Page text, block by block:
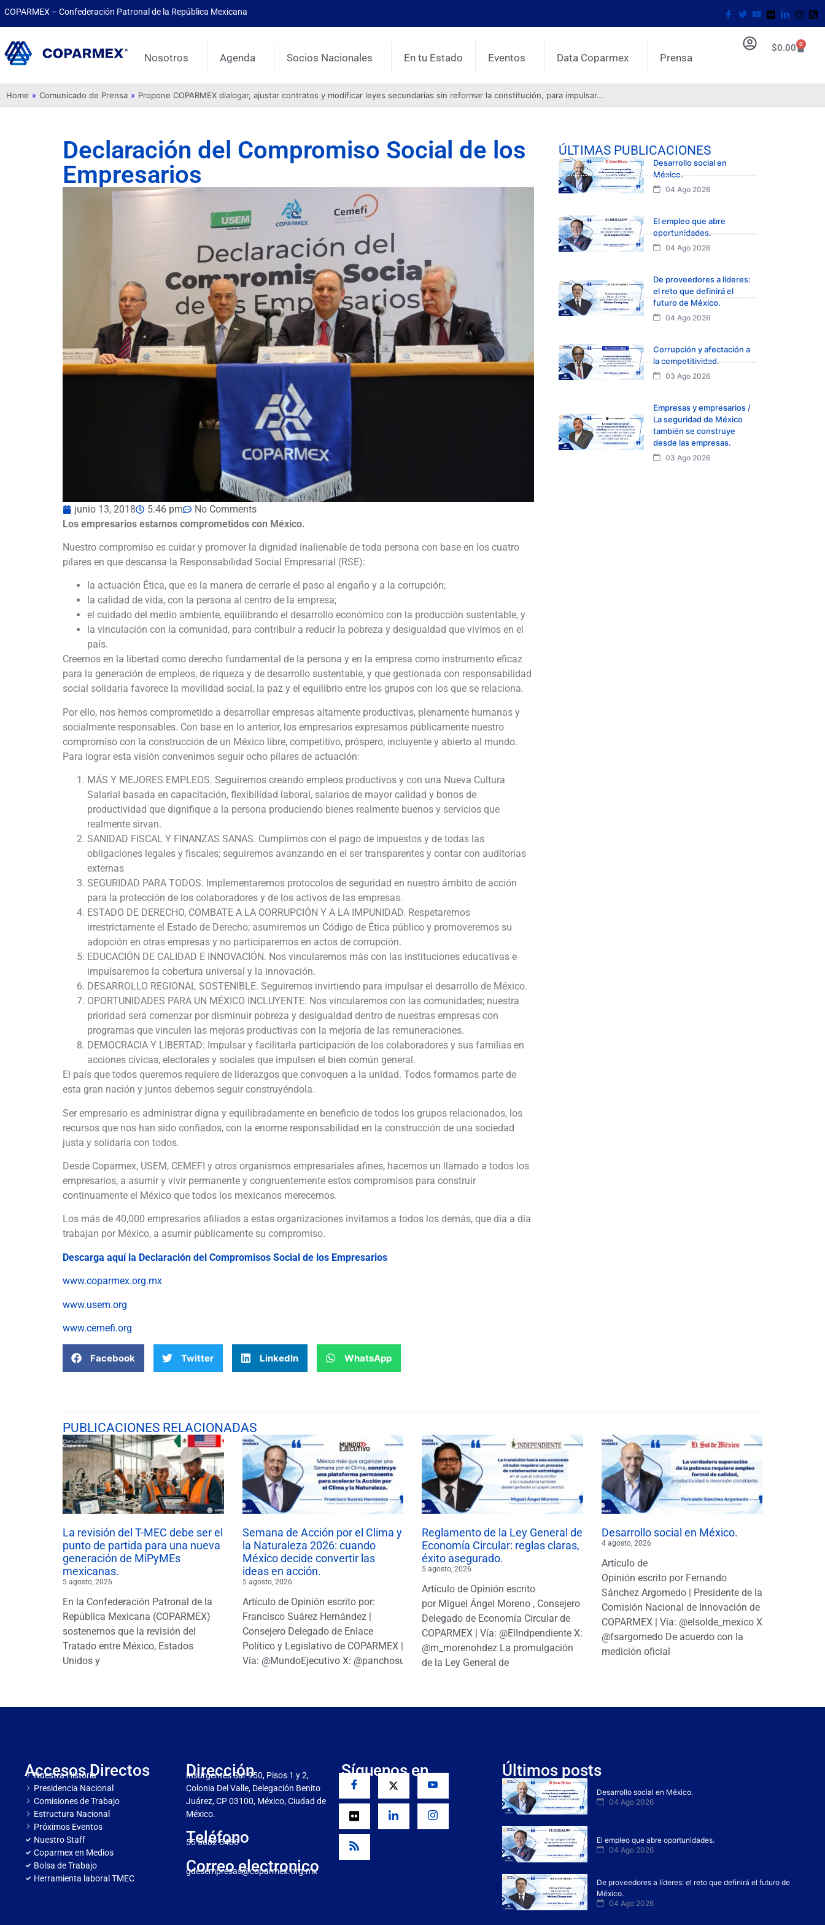
COPARMEX – Confederación Patronal de la República Mexicana
Nosotros Agenda Socios Nacionales En tu Estado Eventos Data Coparmex Prensa
$0.00 0
Home » Comunicado de Prensa » Propone COPARMEX dialogar, ajustar contratos y modificar leyes secundarias sin reformar la constitución, para impulsar…
Declaración del Compromiso Social de los
Empresarios
junio 13, 2018 5:46 pm
No Comments
Los empresarios estamos comprometidos con México.
Nuestro compromiso es cuidar y promover la dignidad inalienable de toda persona con base en los cuatro
pilares en que descansa la Responsabilidad Social Empresarial (RSE):
la actuación Ética, que es la manera de cerrarle el paso al engaño y a la corrupción;
la calidad de vida, con la persona al centro de la empresa;
el cuidado del medio ambiente, equilibrando el desarrollo económico con la producción sustentable, y
la vinculación con la comunidad, para contribuir a reducir la pobreza y desigualdad que vivimos en el
país.
Creemos en la libertad como derecho fundamental de la persona y en la empresa como instrumento eficaz
para la generación de empleos, de riqueza y de desarrollo sustentable, y que gestionada con responsabilidad
social solidaria favorece la movilidad social, la paz y el equilibrio entre los grupos con los que se relaciona.
Por ello, nos hemos comprometido a desarrollar empresas altamente productivas, plenamente humanas y
socialmente responsables. Con base en lo anterior, los empresarios expresamos públicamente nuestro
compromiso con la construcción de un México libre, competitivo, próspero, incluyente y abierto al mundo.
Para lograr esta visión convenimos seguir ocho pilares de actuación:
MÁS Y MEJORES EMPLEOS. Seguiremos creando empleos productivos y con una Nueva Cultura
Salarial basada en capacitación, flexibilidad laboral, salarios de mayor calidad y bonos de
productividad que dignifique a la persona produciendo bienes realmente buenos y servicios que
realmente sirvan.
SANIDAD FISCAL Y FINANZAS SANAS. Cumplimos con el pago de impuestos y de todas las
obligaciones legales y fiscales; seguiremos avanzando en el ser transparentes y contar con auditorías
externas
SEGURIDAD PARA TODOS. Implementaremos protocolos de seguridad en nuestro ámbito de acción
para la protección de los colaboradores y de los activos de las empresas.
ESTADO DE DERECHO, COMBATE A LA CORRUPCIÓN Y A LA IMPUNIDAD. Respetaremos
irrestrictamente el Estado de Derecho; asumiremos un Código de Ética público y promoveremos su
adopción en otras empresas y no participaremos en actos de corrupción.
EDUCACIÓN DE CALIDAD E INNOVACIÓN. Nos vincularemos más con las instituciones educativas e
impulsaremos la cobertura universal y la innovación.
DESARROLLO REGIONAL SOSTENIBLE. Seguiremos invirtiendo para impulsar el desarrollo de México.
OPORTUNIDADES PARA UN MÉXICO INCLUYENTE. Nos vincularemos con las comunidades; nuestra
prioridad será comenzar por disminuir pobreza y desigualdad dentro de nuestras empresas con
programas que vinculen las mejoras productivas con la mejoría de las remuneraciones.
DEMOCRACIA Y LIBERTAD: Impulsar y facilitarla participación de los colaboradores y sus familias en
acciones cívicas, electorales y sociales que impulsen el bien común general.
El país que todos queremos requiere de liderazgos que convoquen a la unidad. Todos formamos parte de
esta gran nación y juntos debemos seguir construyéndola.
Ser empresario es administrar digna y equilibradamente en beneficio de todos los grupos relacionados, los
recursos que nos han sido confiados, con la enorme responsabilidad en la construcción de una sociedad
justa y solidaria con todos.
Desde Coparmex, USEM, CEMEFI y otros organismos empresariales afines, hacemos un llamado a todos los
empresarios, a asumir y vivir permanente y congruentemente estos compromisos para construir
continuamente el México que todos los mexicanos merecemos.
Los más de 40,000 empresarios afiliados a estas organizaciones invitamos a todos los demás, que día a día
trabajan por México, a asumir públicamente su compromiso.
Descarga aquí la Declaración del Compromisos Social de los Empresarios
www.coparmex.org.mx
www.usem.org
www.cemefi.org
Facebook Twitter LinkedIn WhatsApp
ÚLTIMAS PUBLICACIONES
Desarrollo social en
México.
04 Ago 2026
El empleo que abre
oportunidades.
04 Ago 2026
De proveedores a líderes:
el reto que definirá el
futuro de México.
04 Ago 2026
Corrupción y afectación a
la competitividad.
03 Ago 2026
Empresas y empresarios /
La seguridad de México
también se construye
desde las empresas.
03 Ago 2026
PUBLICACIONES RELACIONADAS
La revisión del T-MEC debe ser el
punto de partida para una nueva
generación de MiPyMEs
mexicanas.
5 agosto, 2026
En la Confederación Patronal de la
República Mexicana (COPARMEX)
sostenemos que la revisión del
Tratado entre México, Estados
Unidos y
Semana de Acción por el Clima y
la Naturaleza 2026: cuando
México decide convertir las
ideas en acción.
5 agosto, 2026
Artículo de Opinión escrito por:
Francisco Suárez Hernández |
Consejero Delegado de Enlace
Político y Legislativo de COPARMEX |
Vía: @MundoEjecutivo X: @panchosuarezh
Reglamento de la Ley General de
Economía Circular: reglas claras,
éxito asegurado.
5 agosto, 2026
Artículo de Opinión escrito
por Miguel Ángel Moreno , Consejero
Delegado de Economía Circular de
COPARMEX | Vía: @ElIndpendiente X:
@m_morenohdez La promulgación
de la Ley General de
Desarrollo social en México.
4 agosto, 2026
Artículo de
Opinión escrito por Fernando
Sánchez Argomedo | Presidente de la
Comisión Nacional de Innovación de
COPARMEX | Vía: @elsolde_mexico X:
@fsargomedo De acuerdo con la
medición oficial
Accesos Directos
Nuestra Historia
Presidencia Nacional
Comisiones de Trabajo
Estructura Nacional
Próximos Eventos
Nuestro Staff
Coparmex en Medios
Bolsa de Trabajo
Herramienta laboral TMEC
Dirección
Insurgentes Sur 950, Pisos 1 y 2,
Colonia Del Valle, Delegación Benito
Juárez, CP 03100, México, Ciudad de
México.
Teléfono
55 5682 5466
Correo electronico
gdesempresas@coparmex.org.mx
Síguenos en Últimos posts
Desarrollo social en México.
04 Ago 2026
El empleo que abre oportunidades.
04 Ago 2026
De proveedores a líderes: el reto que definirá el futuro de
México.
04 Ago 2026